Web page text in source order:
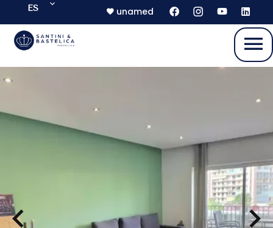
ES unamed